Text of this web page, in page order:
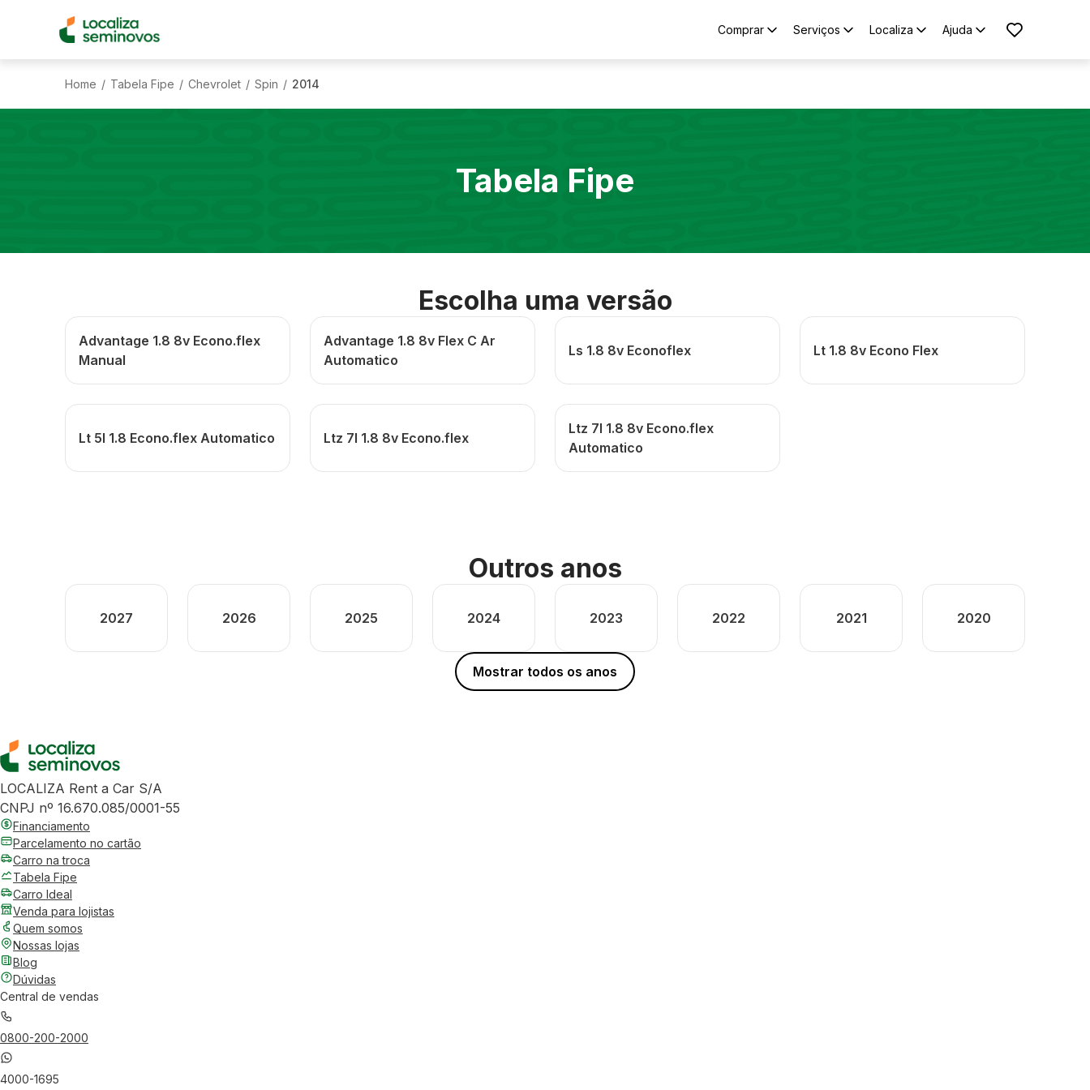
Comprar Serviços Localiza Ajuda
Home / Tabela Fipe / Chevrolet / Spin / 2014
Tabela Fipe
Escolha uma versão
Advantage 1.8 8v Econo.flex
Manual
Advantage 1.8 8v Flex C Ar
Automatico
Ls 1.8 8v Econoflex Lt 1.8 8v Econo Flex
Lt 5l 1.8 Econo.flex Automatico Ltz 7l 1.8 8v Econo.flex
Ltz 7l 1.8 8v Econo.flex
Automatico
Outros anos
2027 2026 2025 2024 2023 2022 2021 2020
Mostrar todos os anos
LOCALIZA Rent a Car S/A
CNPJ nº 16.670.085/0001-55
Financiamento
Parcelamento no cartão
Carro na troca
Tabela Fipe
Carro Ideal
Venda para lojistas
Quem somos
Nossas lojas
Blog
Dúvidas
Central de vendas
0800-200-2000
4000-1695